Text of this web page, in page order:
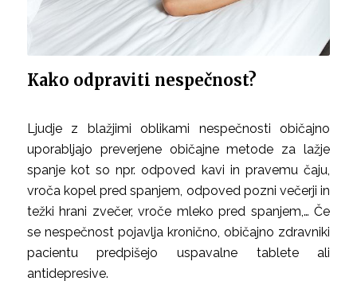
Kako odpraviti nespečnost?
Ljudje z blažjimi oblikami nespečnosti običajno
uporabljajo preverjene običajne metode za lažje
spanje kot so npr. odpoved kavi in pravemu čaju,
vroča kopel pred spanjem, odpoved pozni večerji in
težki hrani zvečer, vroče mleko pred spanjem,… Če
se nespečnost pojavlja kronično, običajno zdravniki
pacientu predpišejo uspavalne tablete ali
antidepresive.